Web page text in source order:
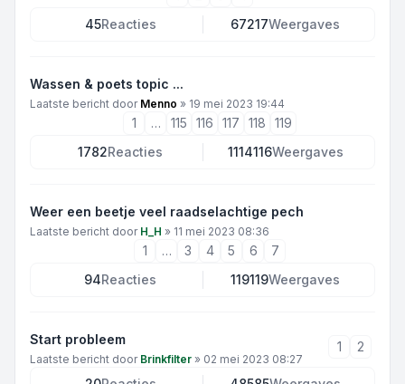
45Reacties 67217Weergaves
Wassen & poets topic ...
Laatste bericht door Menno » 19 mei 2023 19:44
1 … 115 116 117 118
119
1782Reacties 1114116Weergaves
Weer een beetje veel raadselachtige pech
Laatste bericht door H_H » 11 mei 2023 08:36
1 … 3 4 5 6
7
94Reacties 119119Weergaves
Start probleem
Laatste bericht door Brinkfilter » 02 mei 2023 08:27
1 2